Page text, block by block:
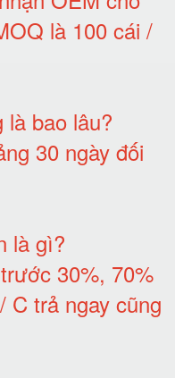
là 100 cái /
là bao lâu?
30 ngày đối
là gì?
30%, 70%
C trả ngay cũng